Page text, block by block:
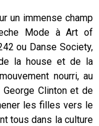
un immense champ
Mode à Art of
ou Danse Society,
la house et de la
nourri, au
Clinton et de
les filles vers le
tous dans la culture